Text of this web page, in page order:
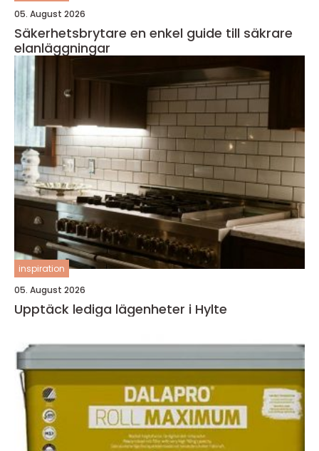
05. August 2026
Säkerhetsbrytare en enkel guide till säkrare
elanläggningar
inspiration
05. August 2026
Upptäck lediga lägenheter i Hylte